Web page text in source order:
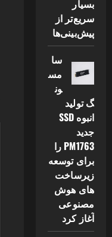
بسیار
سریع‌تر از
پیش‌بینی‌ها
سا
مس
ون
گ تولید
انبوه SSD
جدید
PM1763 را
برای توسعه
زیرساخت
های هوش
مصنوعی
آغاز کرد